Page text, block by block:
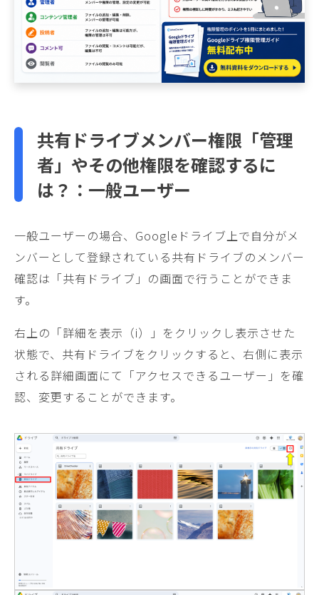
共有ドライブメンバー権限「管理
者」やその他権限を確認するに
は？：一般ユーザー
一般ユーザーの場合、Googleドライブ上で自分がメ
ンバーとして登録されている共有ドライブのメンバー
確認は「共有ドライブ」の画面で行うことができま
す。
右上の「詳細を表示（i）」をクリックし表示させた
状態で、共有ドライブをクリックすると、右側に表示
される詳細画面にて「アクセスできるユーザー」を確
認、変更することができます。